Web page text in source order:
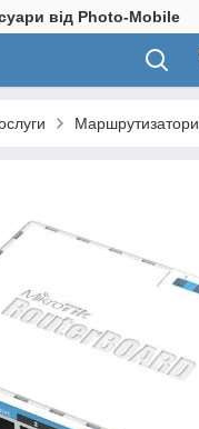
від Photo-Mobile
Маршрутизатори